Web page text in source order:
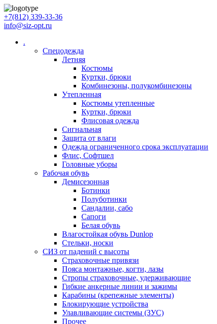
+7(812) 339-33-36
info@siz-opt.ru
.
Спецодежда
Летняя
Костюмы
Куртки, брюки
Комбинезоны, полукомбинезоны
Утепленная
Костюмы утепленные
Куртки, брюки
Флисовая одежда
Сигнальная
Защита от влаги
Одежда ограниченного срока эксплуатации
Флиc, Софтшел
Головные уборы
Рабочая обувь
Демисезонная
Ботинки
Полуботинки
Сандалии, сабо
Сапоги
Белая обувь
Влагостойкая обувь Dunlop
Стельки, носки
СИЗ от падений с высоты
Страховочные привязи
Пояса монтажные, когти, лазы
Стропы страховочные, удерживающие
Гибкие анкерные линии и зажимы
Карабины (крепежные элементы)
Блокирующие устройства
Улавливающие системы (ЗУС)
Прочее